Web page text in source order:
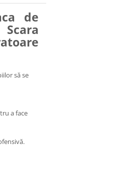
de
să se
a face